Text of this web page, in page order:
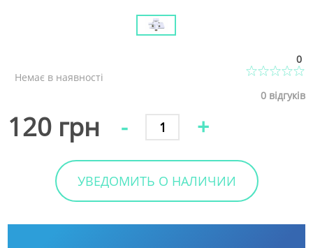
Немає в наявності
0
0відгуків
120 грн - +
УВЕДОМИТЬ О НАЛИЧИИ